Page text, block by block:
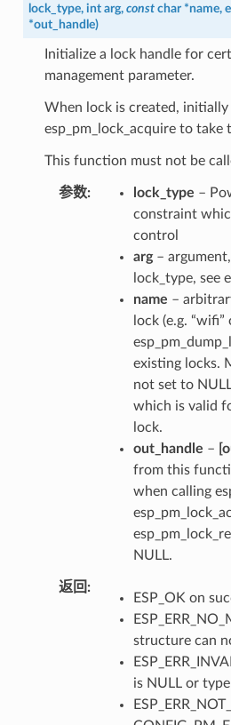
lock_type, int arg, const char *name,
*out_handle)
Initialize a lock handle for
management parameter.
When lock is created, initially
esp_pm_lock_acquire to take
This function must not be
参数 lock_type –
constraint
control
arg–
lock_type, see
name –
lock (e.g.
existing locks.
not set to
which is valid
lock.
out_handle –
from this
when calling
NULL.
返回
ESP_OK on
structure can
is NULL or